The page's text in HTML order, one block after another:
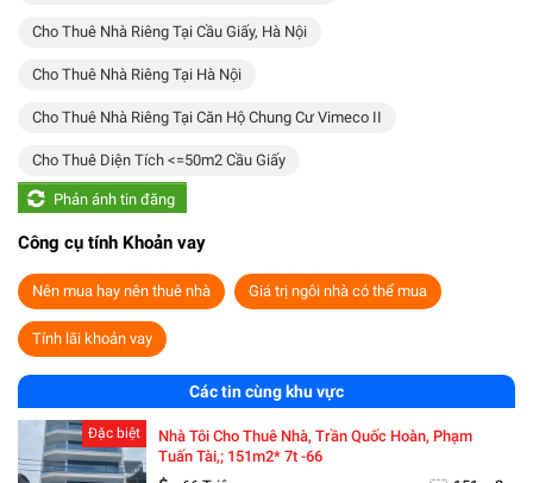
Cho Thuê Nhà Riêng Tại Cầu Giấy, Hà Nội
Cho Thuê Nhà Riêng Tại Hà Nội
Cho Thuê Nhà Riêng Tại Căn Hộ Chung Cư Vimeco II
Cho Thuê Diện Tích <=50m2 Cầu Giấy
Phản ánh tin đăng
Công cụ tính Khoản vay
Nên mua hay nên thuê nhà Giá trị ngôi nhà có thể mua
Tính lãi khoản vay
Các tin cùng khu vực
Đặc biệt
Nhà Tôi Cho Thuê Nhà, Trần Quốc Hoàn, Phạm
Tuấn Tài,; 151m2* 7t -66